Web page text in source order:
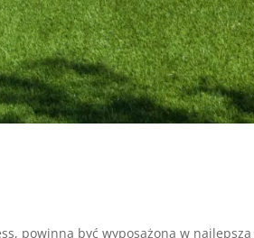
powinna być wyposażona w najlepszą